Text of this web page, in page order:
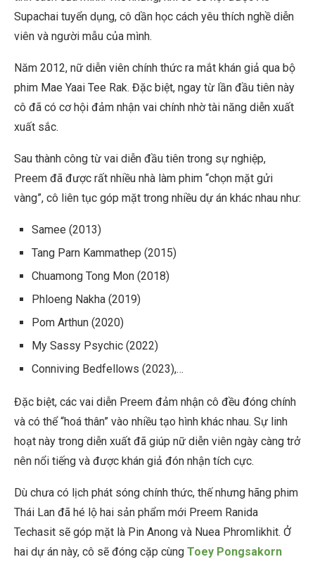
Supachai tuyển dụng, cô dần học cách yêu thích nghề diễn
viên và người mẫu của mình.
Năm 2012, nữ diễn viên chính thức ra mắt khán giả qua bộ
phim Mae Yaai Tee Rak. Đặc biệt, ngay từ lần đầu tiên này
cô đã có cơ hội đảm nhận vai chính nhờ tài năng diễn xuất
xuất sắc.
Sau thành công từ vai diễn đầu tiên trong sự nghiệp,
Preem đã được rất nhiều nhà làm phim “chọn mặt gửi
vàng”, cô liên tục góp mặt trong nhiều dự án khác nhau như:
Samee (2013)
Tang Parn Kammathep (2015)
Chuamong Tong Mon (2018)
Phloeng Nakha (2019)
Pom Arthun (2020)
My Sassy Psychic (2022)
Conniving Bedfellows (2023),…
Đặc biệt, các vai diễn Preem đảm nhận cô đều đóng chính
và có thể “hoá thân” vào nhiều tạo hình khác nhau. Sự linh
hoạt này trong diễn xuất đã giúp nữ diễn viên ngày càng trở
nên nổi tiếng và được khán giả đón nhận tích cực.
Dù chưa có lịch phát sóng chính thức, thế nhưng hãng phim
Thái Lan đã hé lộ hai sản phẩm mới Preem Ranida
Techasit sẽ góp mặt là Pin Anong và Nuea Phromlikhit. Ở
hai dự án này, cô sẽ đóng cặp cùng Toey Pongsakorn